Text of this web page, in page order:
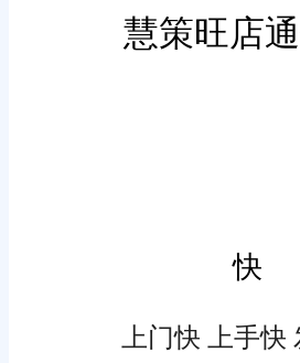
握持习惯，优化触控
业务功能轻量化
面加载负担，弱化移
加载留白问题。
消息实时推送
慧策旺店
快
上门快 上手快